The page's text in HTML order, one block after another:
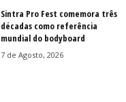
Sintra Pro Fest comemora três
décadas como referência
mundial do bodyboard
7 de Agosto, 2026